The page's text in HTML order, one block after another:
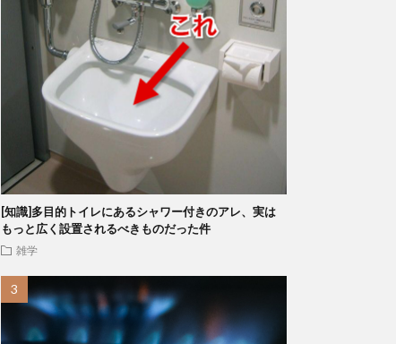
[知識]多目的トイレにあるシャワー付きのアレ、実は
もっと広く設置されるべきものだった件
雑学